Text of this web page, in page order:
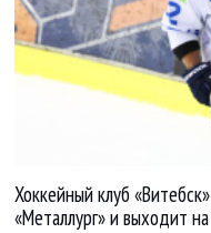
Хоккейный клуб
«Металлург» и выходит